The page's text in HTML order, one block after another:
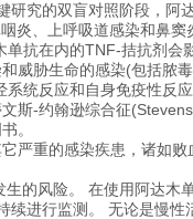
究的双盲对照阶段，阿
炎、上呼吸道感染和鼻
抗在内的TNF-拮抗剂会
威胁生命的感染(包括脓
统反应和自身免疫性反
斯-约翰逊综合征
。
严重的感染疾患，诸如
的风险。 在使用阿达木
进行监测。 无论是慢